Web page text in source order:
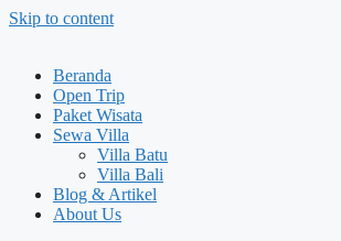
Skip to content
Beranda
Open Trip
Paket Wisata
Sewa Villa
Villa Batu
Villa Bali
Blog & Artikel
About Us